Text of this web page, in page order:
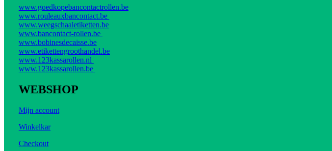
www.goedkopebancontactrollen.be
www.rouleauxbancontact.be
www.weegschaaletiketten.be
www.bancontact-rollen.be
www.bobinesdecaisse.be
www.etikettengroothandel.be
www.123kassarollen.nl
www.123kassarollen.be
WEBSHOP
Mijn account
Winkelkar
Checkout